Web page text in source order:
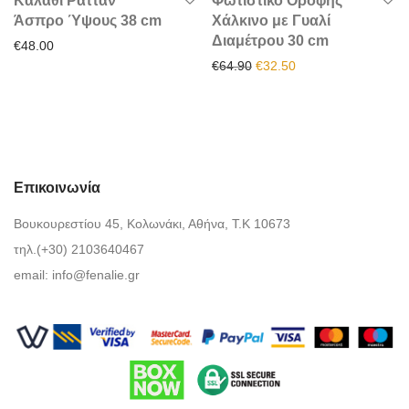
Άσπρο Ύψους 38 cm
€48.00
Χάλκινο με Γυαλί
Διαμέτρου 30 cm
€64.90 Original price was: €64.90.
€32.50Η τρέχουσα τιμή
Επικοινωνία
Βουκουρεστίου 45, Κολωνάκι, Αθήνα, Τ.Κ 10673
τηλ.(+30) 2103640467
email: info@fenalie.gr